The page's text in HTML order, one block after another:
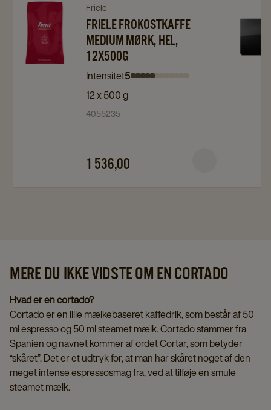
Navigate
Friele
Frokostkaffe
Navigate
to
Friele
Frokostkaffe
Medium
Mørk,
page
Friele
FRIELE FROKOSTKAFFE
MEDIUM MØRK, HEL,
12X500G
Intensitet5Intensity
Intensity
Intensity
Intensity
Intensity
Intensity
Intensity
Intensity
Intensity
Intensity
Intensity
Intensity
12 x 500 g
4055235
1 536,00
Franke
A300
MERE DU IKKE VIDSTE OM EN CORTADO
Hvad er en cortado?
Cortado er en lille mælkebaseret kaffedrik, som består af 50
ml espresso og 50 ml steamet mælk. Cortado stammer fra
Spanien og navnet kommer af ordet Cortar, som betyder
“skåret”. Det er et udtryk for, at man har skåret noget af den
meget intense espressosmag fra, ved at tilføje en smule
steamet mælk.